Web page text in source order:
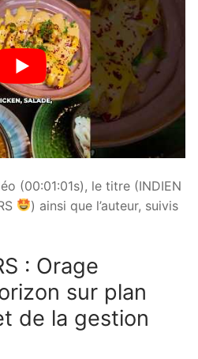
(00:01:01s), le titre (INDIEN
) ainsi que l’auteur, suivis
: Orage
sur plan
de la gestion